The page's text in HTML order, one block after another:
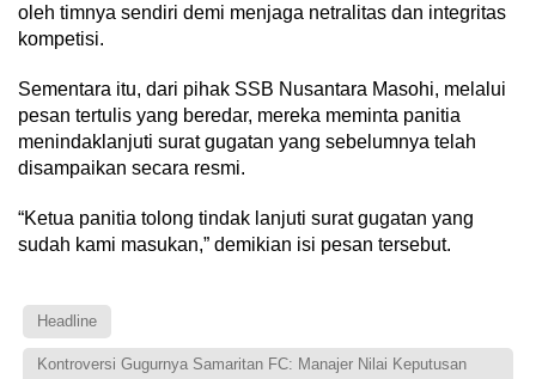
oleh timnya sendiri demi menjaga netralitas dan integritas
kompetisi.
Sementara itu, dari pihak SSB Nusantara Masohi, melalui
pesan tertulis yang beredar, mereka meminta panitia
menindaklanjuti surat gugatan yang sebelumnya telah
disampaikan secara resmi.
“Ketua panitia tolong tindak lanjuti surat gugatan yang
sudah kami masukan,” demikian isi pesan tersebut.
Headline
Kontroversi Gugurnya Samaritan FC: Manajer Nilai Keputusan